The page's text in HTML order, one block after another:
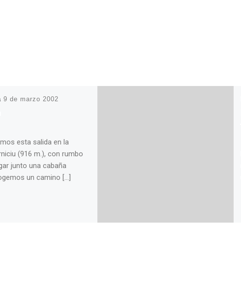
9 de marzo 2002
esta salida en la
(916 m.), con rumbo
junto una cabaña
un camino […]